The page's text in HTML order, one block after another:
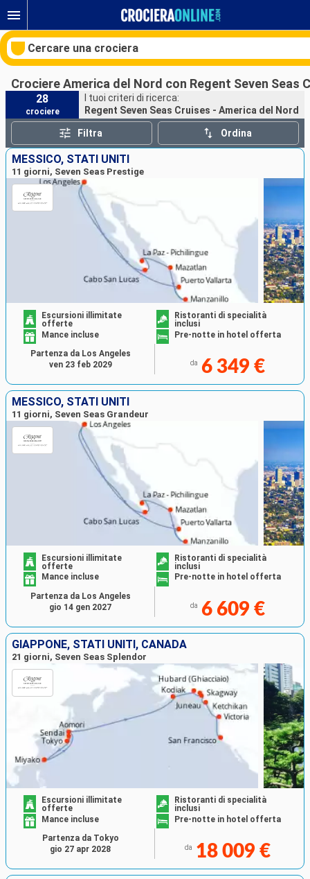
Cercare una crociera
Le nostre destinazioni
Mesi di partenza
Porti
Crociere America del Nord con Regent Seven Seas
28
crociere
I tuoi criteri di ricerca:
Regent Seven Seas Cruises - America del Nord
Filtra Ordina
MESSICO, STATI UNITI
11 giorni, Seven Seas Prestige
Escursioni illimitate
offerte
Ristoranti di specialità
inclusi
Mance incluse
Pre-notte in hotel offerta
da 6 349 €
Partenza da Los Angeles
ven 23 feb 2029
MESSICO, STATI UNITI
11 giorni, Seven Seas Grandeur
Escursioni illimitate
offerte
Ristoranti di specialità
inclusi
Mance incluse
Pre-notte in hotel offerta
da 6 609 €
Partenza da Los Angeles
gio 14 gen 2027
GIAPPONE, STATI UNITI, CANADA
21 giorni, Seven Seas Splendor
Escursioni illimitate
offerte
Ristoranti di specialità
inclusi
Mance incluse
Pre-notte in hotel offerta
da 18 009 €
Partenza da Tokyo
gio 27 apr 2028